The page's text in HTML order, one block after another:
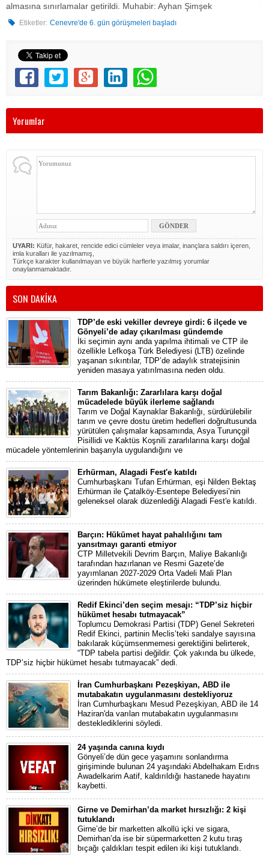
almasına sınırlamalar getirildi. Muhabir: Ayhan Şimşek
Etiketler: Cenevre'de 6. gün görüşmeleri başladı
Yorumlar
UYARI: Küfür, hakaret, rencide edici cümleler veya imalar, inançlara saldırı içeren,
imla kuralları ile yazılmamış,
Türkçe karakter kullanılmayan ve büyük harflerle yazılmış yorumlar
onaylanmamaktadır.
SON DAKİKA
TDP’de eski vekiller devreye girdi: 6 ilçede ve
Gönyeli’de aday çıkarılması gündemde
İki seçimin aynı anda yapılma ihtimali ve CTP ile
özellikle Lefkoşa Türk Belediyesi (LTB) özelinde
yaşanan sıkıntılar, TDP’de adaylık stratejisinin
yeniden masaya yatırılmasına neden oldu.
Tarım Bakanlığı: Zararlılara karşı doğal
mücadelede büyük ilerleme sağlandı
Tarım ve Doğal Kaynaklar Bakanlığı, sürdürülebilir
tarım ve çevre dostu üretim hedefleri doğrultusunda
yürütülen çalışmalar kapsamında, Asya Turunçgil
Pisillidi ve Kaktüs Koşnili zararlılarına karşı doğal
mücadele yöntemlerinin başarıyla uygulandığını ve
Erhürman, Alagadi Fest'e katıldı
Cumhurbaşkanı Tufan Erhürman, eşi Nilden Bektaş
Erhürman ile Çatalköy-Esentepe Belediyesi’nin
geleneksel olarak düzenlediği Alagadi Fest'e katıldı.
Barçın: Hükümet hayat pahalılığını tam
yansıtmayı garanti etmiyor
CTP Milletvekili Devrim Barçın, Maliye Bakanlığı
tarafından hazırlanan ve Resmi Gazete’de
yayımlanan 2027-2029 Orta Vadeli Mali Plan
üzerinden hükümete eleştirilerde bulundu.
Redif Ekinci’den seçim mesajı: “TDP’siz hiçbir
hükümet hesabı tutmayacak”
Toplumcu Demokrasi Partisi (TDP) Genel Sekreteri
Redif Ekinci, partinin Meclis’teki sandalye sayısına
bakılarak küçümsenmemesi gerektiğini belirterek,
“TDP tabela partisi değildir. Çok yakında bu ülkede,
TDP’siz hiçbir hükümet hesabı tutmayacak” dedi.
İran Cumhurbaşkanı Pezeşkiyan, ABD ile
mutabakatın uygulanmasını destekliyoruz
İran Cumhurbaşkanı Mesud Pezeşkiyan, ABD ile 14
Haziran'da varılan mutabakatın uygulanmasını
desteklediklerini söyledi.
24 yaşında canına kıydı
Gönyeli’de dün gece yaşamını sonlandırma
girişiminde bulunan 24 yaşındaki Abdelhakam Eıdrıs
Awadelkarim Aatif, kaldırıldığı hastanede hayatını
kaybetti.
Girne ve Demirhan’da market hırsızlığı: 2 kişi
tutuklandı
Girne’de bir marketten alkollü içki ve sigara,
Demirhan’da ise bir süpermarketten 2 kutu tıraş
bıçağı çaldıkları tespit edilen iki kişi tutuklandı.